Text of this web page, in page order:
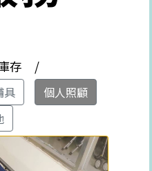
存 /
具
個人照顧